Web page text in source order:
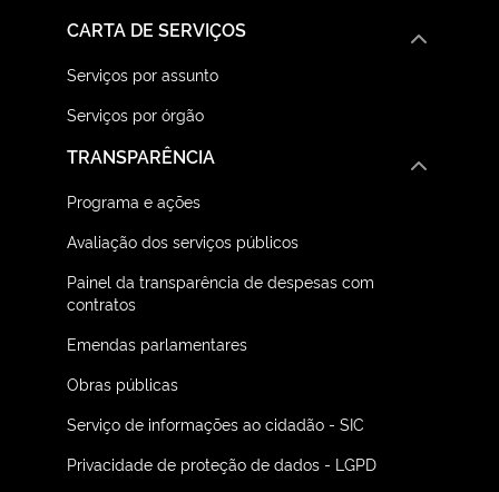
CARTA DE SERVIÇOS
Serviços por assunto
Serviços por órgão
TRANSPARÊNCIA
Programa e ações
Avaliação dos serviços públicos
Painel da transparência de despesas com
contratos
Emendas parlamentares
Obras públicas
Serviço de informações ao cidadão - SIC
Privacidade de proteção de dados - LGPD